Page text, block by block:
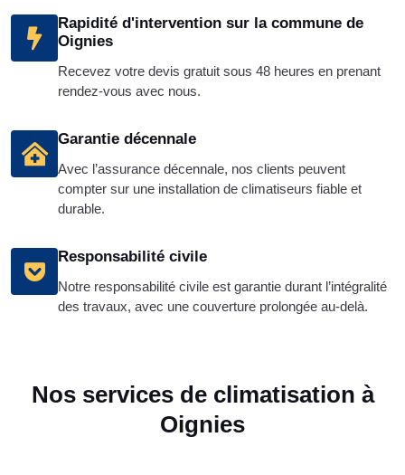
Rapidité d'intervention sur la commune de
Oignies
Recevez votre devis gratuit sous 48 heures en prenant
rendez-vous avec nous.
Garantie décennale
Avec l’assurance décennale, nos clients peuvent
compter sur une installation de climatiseurs fiable et
durable.
Responsabilité civile
Notre responsabilité civile est garantie durant l’intégralité
des travaux, avec une couverture prolongée au-delà.
Nos services de climatisation à
Oignies